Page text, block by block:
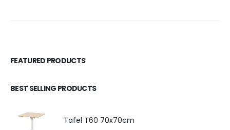
FEATURED PRODUCTS
BEST SELLING PRODUCTS
Tafel T60 70x70cm